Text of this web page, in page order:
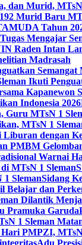
dan Murid,
192 Murid Baru
Tahun
Mengajar
Raden Intan
Madrasah
Semangat
Ikuti
Kapanewon
Indonesia 2026
Guru MTsN 1
MTsN 1
dengan
PMBM
Warnai
MTsN 1 Sleman
SlemanSidang
Belajar dan
Dilantik
Pramuka Garuda
1 Sleman
PMPZI,
Adu